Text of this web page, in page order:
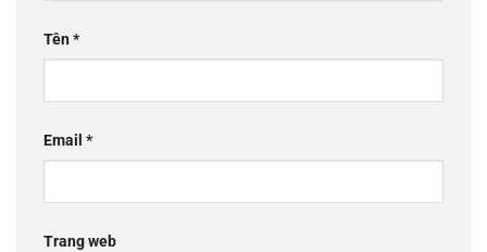
Tên*
Email *
Trang web